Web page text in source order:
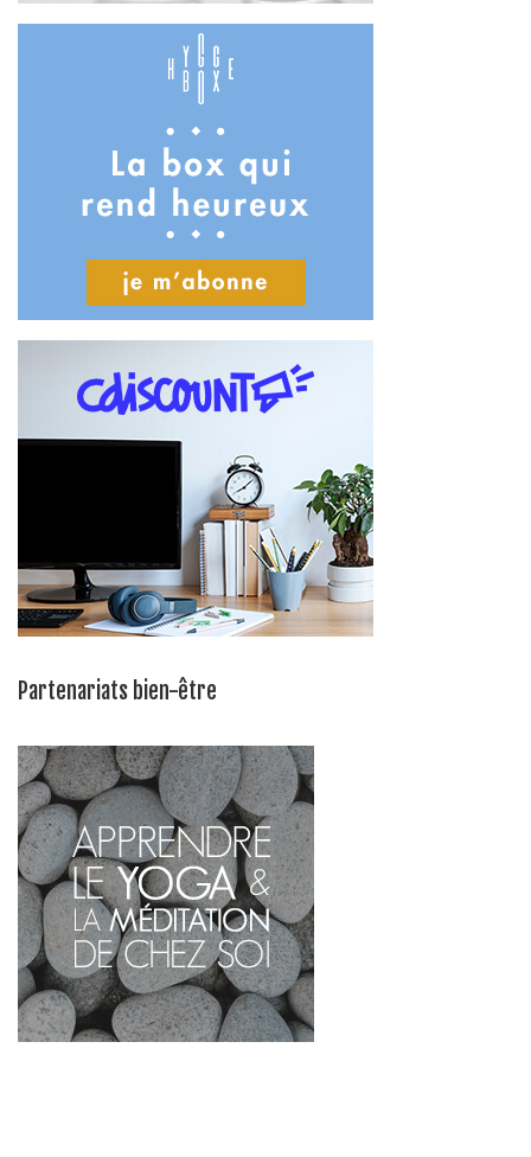
Partenariats bien-être